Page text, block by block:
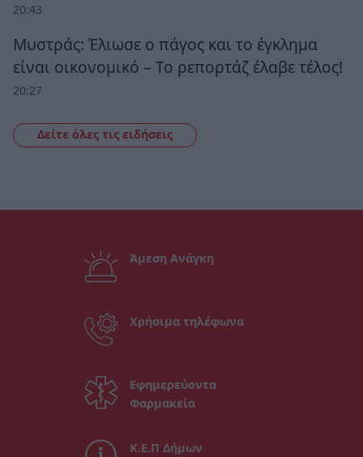
20:43
Μυστράς: Έλιωσε ο πάγος και το έγκλημα
είναι οικονομικό – Το ρεπορτάζ έλαβε τέλος!
20:27
Δείτε όλες τις ειδήσεις
Άμεση Ανάγκη
Χρήσιμα τηλέφωνα
Εφημερεύοντα
Φαρμακεία
Κ.Ε.Π Δήμων